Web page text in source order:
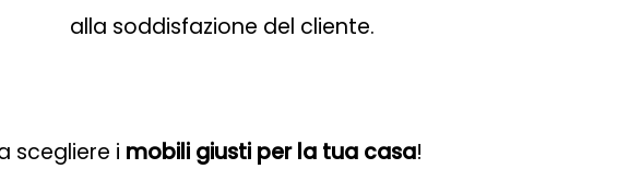
alla soddisfazione del cliente.
scegliere i mobili giusti per la tua casa!